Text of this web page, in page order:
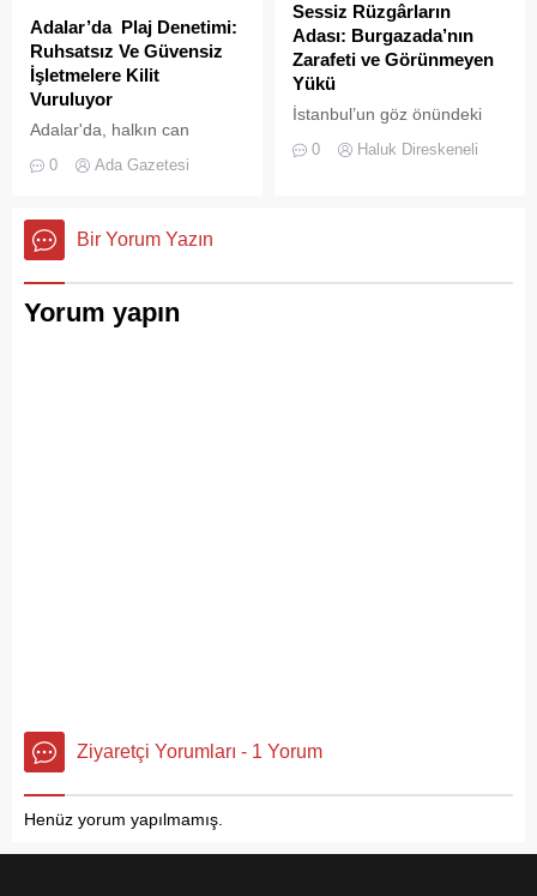
Adalar’da Plaj Denetimi:
Ruhsatsız Ve Güvensiz
İşletmelere Kilit
Vuruluyor
Adalar'da, halkın can
haksız işgallerin önüne
çaplı bir denetim
operasyonu başlatıldı.
0 Ada Gazetesi
Sessiz Rüzgârların
Adası: Burgazada’nın
Zarafeti ve Görünmeyen
Yükü
İstanbul’un göz önündeki
kalabalıklarından sıyrılıp
denize doğru bakıldığında,
0 Haluk Direskeneli
Bir Yorum Yazın
Yorum yapın
Ziyaretçi Yorumları - 1 Yorum
Henüz yorum yapılmamış.